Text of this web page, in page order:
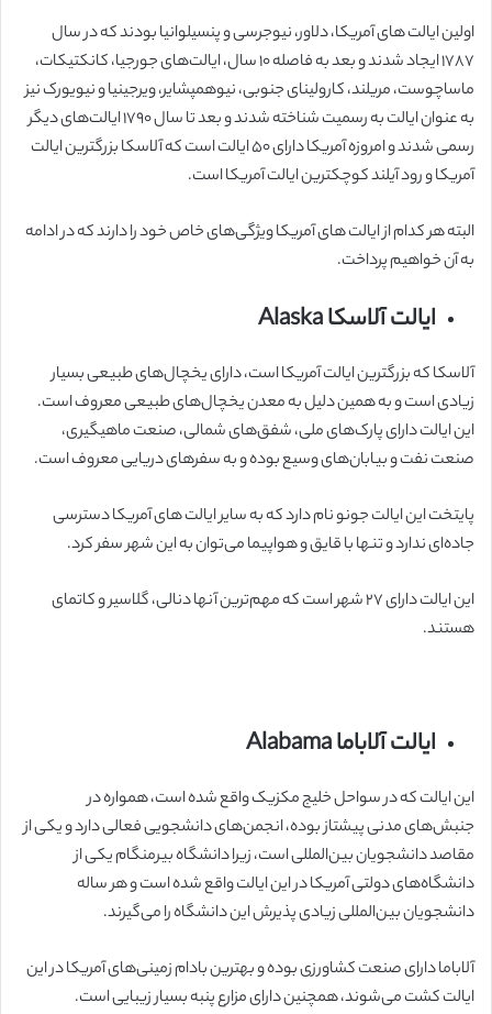
اولین ایالت های آمریکا، دلاور، نیوجرسی و پنسیلوانیا بودند که در سال
۱۷۸۷ ایجاد شدند و بعد به فاصله ۱۰ سال، ایالت‌های جورجیا، کانکتیکات،
ماساچوست، مریلند، کارولینای جنوبی، نیوهمپشایر، ویرجینیا و نیویورک نیز
به عنوان ایالت به رسمیت شناخته شدند و بعد تا سال ۱۷۹۰ ایالت‌های دیگر
رسمی شدند و امروزه آمریکا دارای ۵۰ ایالت است که آلاسکا بزرگترین ایالت
آمریکا و رود آیلند کوچکترین ایالت آمریکا است.
البته هر کدام از ایالت های آمریکا ویژگی‌های خاص خود را دارند که در ادامه
به آن خواهیم پرداخت.
ایالت آلاسکا Alaska
آلاسکا که بزرگترین ایالت آمریکا است، دارای یخچال‌های طبیعی بسیار
زیادی است و به همیندلیل به معدن یخچال‌های طبیعی معروف است.
این ایالت دارای پارک‌های ملی، شفق‌های شمالی، صنعت ماهیگیری،
صنعت نفت و بیابان‌های وسیع بوده و به سفرهای دریایی معروف است.
پایتخت این ایالت جونو نام دارد که به سایر ایالت های آمریکا دسترسی
جاده‌ای ندارد و تنها با قایق و هواپیما می‌توان به این شهر سفر کرد.
این ایالت دارای ۲۷ شهر است که مهم‌ترین آنها دنالی، گلاسیر و کاتمای
هستند.
ایالت آلاباما Alabama
این ایالت که در سواحل خلیج مکزیک واقع شده است،‌ همواره در
جنبش‌های مدنی پیشتاز بوده، انجمن‌های دانشجویی فعالی دارد و یکی از
مقاصد دانشجویان بین‌المللی است، زیرا دانشگاه بیرمنگام یکی از
دانشگاه‌های دولتی آمریکا در این ایالت واقع شده است و هر ساله
دانشجویان بین‌المللی زیادی پذیرش این دانشگاه را می‌گیرند.
آلاباما دارای صنعت کشاورزی بوده و بهترین بادام زمینی‌های آمریکا در این
ایالت کشت می‌شوند، همچنین دارای مزارع پنبه بسیار زیبایی است.